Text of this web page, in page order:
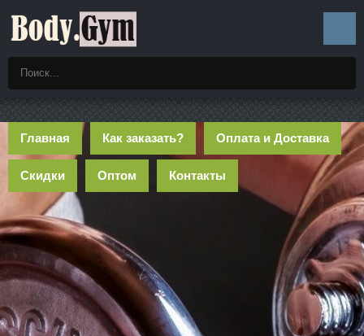
Главная Как заказать? Оплата и Доставка
Скидки Оптом Контакты